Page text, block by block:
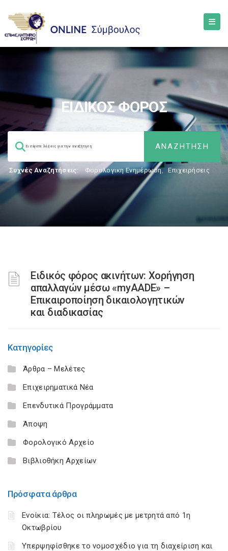
ΕΙΔΙΚΟΣ ΦΟΡΟΣ
Συχνές Αναζητήσεις: Φορολογικη Ενημέρωση, Επιχειρήσεις
Ειδικός φόρος ακινήτων: Χορήγηση
απαλλαγών μέσω «myAADE» –
Επικαιροποίηση δικαιολογητικών
και διαδικασίας
Κατηγορίες
Άρθρα – Μελέτες
Επιχειρηματικά Νέα
Επενδυτικά Προγράμματα
Άποψη
Φορολογικό Αρχείο
Βιβλιοθήκη Αρχείων
Πρόσφατα άρθρα
Ενοίκια: Τέλος οι πληρωμές με μετρητά από 1η
Οκτωβρίου
Υπερψηφίσθηκε το νομοσχέδιο για τη διαχείριση και